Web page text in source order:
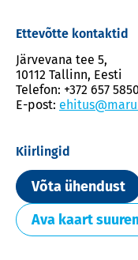
Ettevõtte kontaktid
Järvevana tee 5,
10112 Tallinn, Eesti
Telefon: +372 657 5850
E-post:
Kiirlingid
Võta ühendust
Ava kaart